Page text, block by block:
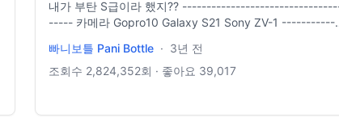
내가 부탄 S급이라 했지??
----- 카메라 Gopro10 Galaxy S21 Sony ZV-1 -------------
Jahzzar - Spin https://www.youtube.com/watch?
v=MNpvhZGoKE0 Kevin MacLeod - Chanter
빠니보틀 Pani Bottle · 3년 전
조회수 2,824,352회 · 좋아요 39,017